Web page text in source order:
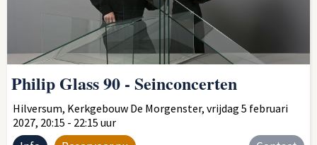
Philip Glass 90 - Seinconcerten
Hilversum, Kerkgebouw De Morgenster, vrijdag 5 februari
2027, 20:15 - 22:15 uur